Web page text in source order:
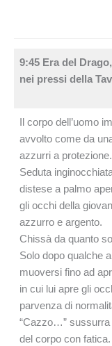
9:45 Era del
nei pressi della
Il corpo dell’uomo
avvolto come da
azzurri a protezione.
Seduta
distese a palmo
gli occhi della
azzurro e argento.
Chissà da quanto
Solo dopo qualche
muoversi fino ad
in cui lui apre gli
parvenza di
“Cazzo…”
del corpo con fatica.